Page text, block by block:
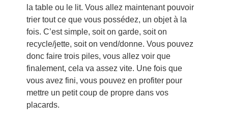
la table ou le lit. Vous allez maintenant pouvoir
trier tout ce que vous possédez, un objet à la
fois. C’est simple, soit on garde, soit on
recycle/jette, soit on vend/donne. Vous pouvez
donc faire trois piles, vous allez voir que
finalement, cela va assez vite. Une fois que
vous avez fini, vous pouvez en profiter pour
mettre un petit coup de propre dans vos
placards.